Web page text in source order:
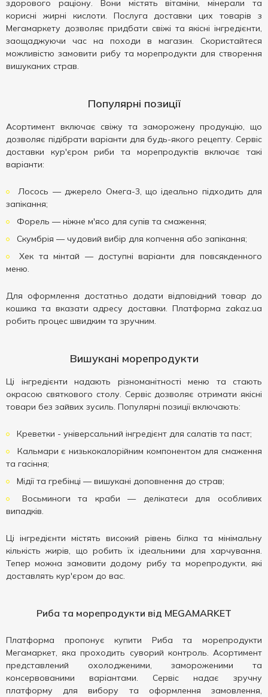
здорового раціону. Вони містять вітаміни, мінерали та
корисні жирні кислоти. Послуга доставки цих товарів з
Мегамаркету дозволяє придбати свіжі та якісні інгредієнти,
заощаджуючи час на походи в магазин. Скористайтеся
можливістю замовити рибу та морепродукти для створення
вишуканих страв.
Популярні позиції
Асортимент включає свіжу та заморожену продукцію, що
дозволяє підібрати варіанти для будь-якого рецепту. Сервіс
доставки кур'єром риби та морепродуктів включає такі
варіанти:
Лосось — джерело Омега-3, що ідеально підходить для
запікання;
Форель — ніжне м'ясо для супів та смаження;
Скумбрія — чудовий вибір для копчення або запікання;
Хек та мінтай — доступні варіанти для повсякденного
меню.
Для оформлення достатньо додати відповідний товар до
кошика та вказати адресу доставки. Платформа zakaz.ua
робить процес швидким та зручним.
Вишукані морепродукти
Ці інгредієнти надають різноманітності меню та стають
окрасою святкового столу. Сервіс дозволяє отримати якісні
товари без зайвих зусиль. Популярні позиції включають:
Креветки - універсальний інгредієнт для салатів та паст;
Кальмари є низькокалорійним компонентом для смаження
та гасіння;
Мідії та гребінці — вишукані доповнення до страв;
Восьминоги та краби — делікатеси для особливих
випадків.
Ці інгредієнти містять високий рівень білка та мінімальну
кількість жирів, що робить їх ідеальними для харчування.
Тепер можна замовити додому рибу та морепродукти, які
доставлять кур'єром до вас.
Риба та морепродукти від MEGAMARKET
Платформа пропонує купити Риба та морепродукти
Мегамаркет, яка проходить суворий контроль. Асортимент
представлений охолодженими, замороженими та
консервованими варіантами. Сервіс надає зручну
платформу для вибору та оформлення замовлення,